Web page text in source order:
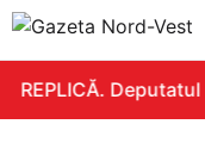
REPLICĂ.